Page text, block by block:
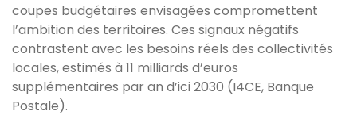
coupes budgétaires envisagées compromettent
l’ambition des territoires. Ces signaux négatifs
contrastent avec les besoins réels des collectivités
locales, estimés à 11 milliards d’euros
supplémentaires par an d’ici 2030 (I4CE, Banque
Postale).